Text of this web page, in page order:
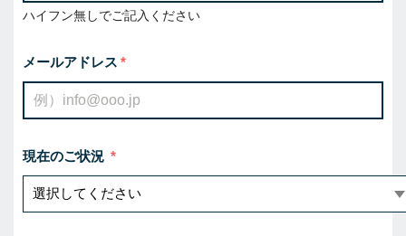
ハイフン無しでご記入ください
メールアドレス
現在のご状況